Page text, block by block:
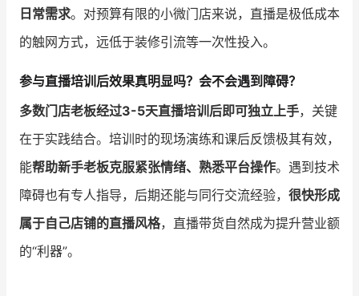
日常需求。对预算有限的小微门店来说，直播是极低成本
的触网方式，远低于装修引流等一次性投入。
参与直播培训后效果真明显吗？会不会遇到障碍？
多数门店老板经过3-5天直播培训后即可独立上手，关键
在于实践结合。培训时的现场演练和课后反馈极其有效，
能帮助新手老板克服紧张情绪、熟悉平台操作。遇到技术
障碍也有专人指导，后期还能与同行交流经验， 很快形成
属于自己店铺的直播风格，直播带货自然成为提升营业额
的“利器”。